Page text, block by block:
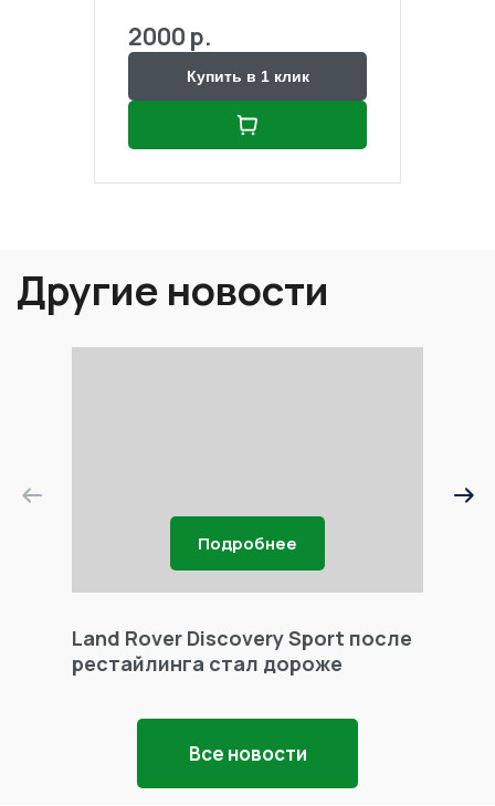
2000 р.
Купить в 1 клик
Другие новости
Подробнее
Land Rover Discovery Sport после
рестайлинга стал дороже
Все новости